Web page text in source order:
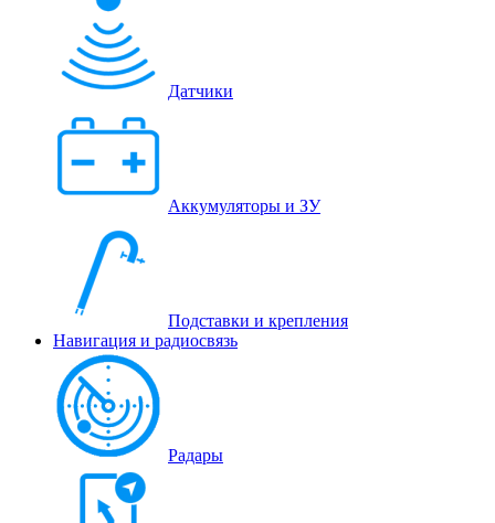
Датчики
Аккумуляторы и ЗУ
Подставки и крепления
Навигация и радиосвязь
Радары